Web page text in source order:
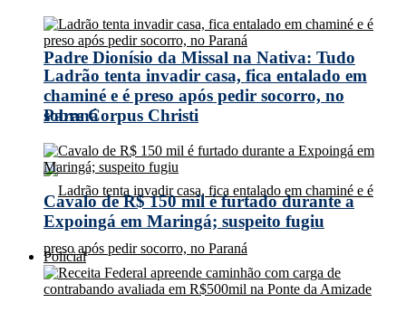
Padre Dionísio da Missal na Nativa: Tudo
sobre Corpus Christi
Ladrão tenta invadir casa, fica entalado em
chaminé e é preso após pedir socorro, no
Paraná
Cavalo de R$ 150 mil é furtado durante a
Expoingá em Maringá; suspeito fugiu
Policial